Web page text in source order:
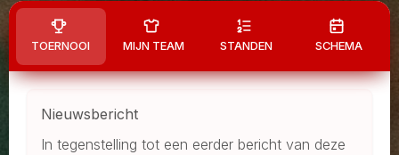
TOERNOOI MIJN TEAM STANDEN SCHEMA
Nieuwsbericht
In tegenstelling tot een eerder bericht van deze